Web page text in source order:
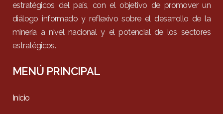
estratégicos del país, con el objetivo de promover un
diálogo informado y reflexivo sobre el desarrollo de la
minería a nivel nacional y el potencial de los sectores
estratégicos.
MENÚ PRINCIPAL
Inicio